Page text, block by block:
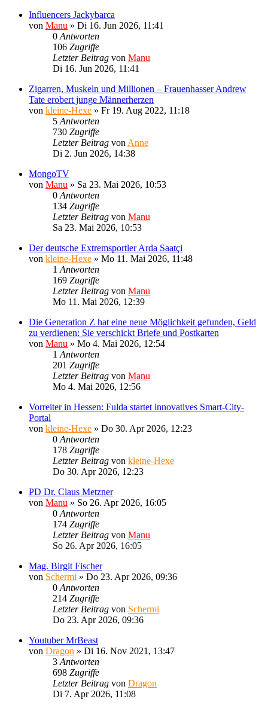
Influencers Jackybarca
von Manu » Di 16. Jun 2026, 11:41
0 Antworten
106 Zugriffe
Letzter Beitrag von Manu
Di 16. Jun 2026, 11:41
Zigarren, Muskeln und Millionen – Frauenhasser Andrew
Tate erobert junge Männerherzen
von kleine-Hexe » Fr 19. Aug 2022, 11:18
5 Antworten
730 Zugriffe
Letzter Beitrag von Anne
Di 2. Jun 2026, 14:38
MongoTV
von Manu » Sa 23. Mai 2026, 10:53
0 Antworten
134 Zugriffe
Letzter Beitrag von Manu
Sa 23. Mai 2026, 10:53
Der deutsche Extremsportler Arda Saatçi
von kleine-Hexe » Mo 11. Mai 2026, 11:48
1 Antworten
169 Zugriffe
Letzter Beitrag von Manu
Mo 11. Mai 2026, 12:39
Die Generation Z hat eine neue Möglichkeit gefunden, Geld
zu verdienen: Sie verschickt Briefe und Postkarten
von Manu » Mo 4. Mai 2026, 12:54
1 Antworten
201 Zugriffe
Letzter Beitrag von Manu
Mo 4. Mai 2026, 12:56
Vorreiter in Hessen: Fulda startet innovatives Smart-City-
Portal
von kleine-Hexe » Do 30. Apr 2026, 12:23
0 Antworten
178 Zugriffe
Letzter Beitrag von kleine-Hexe
Do 30. Apr 2026, 12:23
PD Dr. Claus Metzner
von Manu » So 26. Apr 2026, 16:05
0 Antworten
174 Zugriffe
Letzter Beitrag von Manu
So 26. Apr 2026, 16:05
Mag. Birgit Fischer
von Schermi » Do 23. Apr 2026, 09:36
0 Antworten
214 Zugriffe
Letzter Beitrag von Schermi
Do 23. Apr 2026, 09:36
Youtuber MrBeast
von Dragon » Di 16. Nov 2021, 13:47
3 Antworten
698 Zugriffe
Letzter Beitrag von Dragon
Di 7. Apr 2026, 11:08